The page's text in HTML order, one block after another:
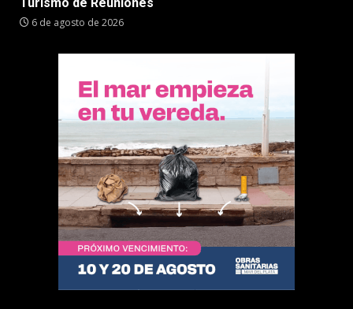
Turismo de Reuniones
6 de agosto de 2026